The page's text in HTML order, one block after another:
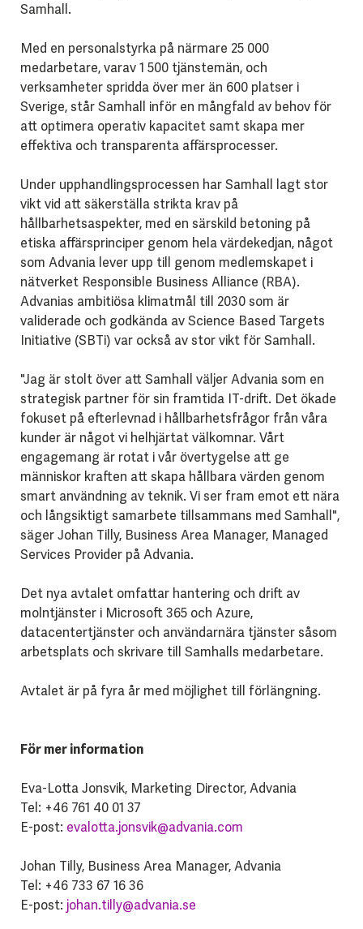
Samhall.
Med en personalstyrka på närmare 25 000
medarbetare, varav 1 500 tjänstemän, och
verksamheter spridda över mer än 600 platser i
Sverige, står Samhall inför en mångfald av behov för
att optimera operativ kapacitet samt skapa mer
effektiva och transparenta affärsprocesser.
Under upphandlingsprocessen har Samhall lagt stor
vikt vid att säkerställa strikta krav på
hållbarhetsaspekter, med en särskild betoning på
etiska affärsprinciper genom hela värdekedjan, något
som Advania lever upp till genom medlemskapet i
nätverket Responsible Business Alliance (RBA).
Advanias ambitiösa klimatmål till 2030 som är
validerade och godkända av Science Based Targets
Initiative (SBTi) var också av stor vikt för Samhall.
"Jag är stolt över att Samhall väljer Advania som en
strategisk partner för sin framtida IT-drift. Det ökade
fokuset på efterlevnad i hållbarhetsfrågor från våra
kunder är något vi helhjärtat välkomnar. Vårt
engagemang är rotat i vår övertygelse att ge
människor kraften att skapa hållbara värden genom
smart användning av teknik. Vi ser fram emot ett nära
och långsiktigt samarbete tillsammans med Samhall",
säger Johan Tilly, Business Area Manager, Managed
Services Provider på Advania.
Det nya avtalet omfattar hantering och drift av
molntjänster i Microsoft 365 och Azure,
datacentertjänster och användarnära tjänster såsom
arbetsplats och skrivare till Samhalls medarbetare.
Avtalet är på fyra år med möjlighet till förlängning.
För mer information
Eva-Lotta Jonsvik, Marketing Director, Advania
Tel: +46 761 40 01 37
E-post: evalotta.jonsvik@advania.com
Johan Tilly, Business Area Manager, Advania
Tel: +46 733 67 16 36
E-post: johan.tilly@advania.se